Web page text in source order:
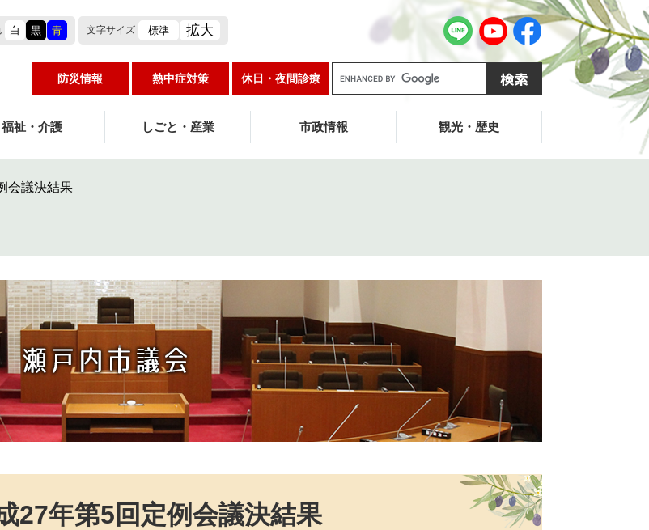
白 黒 青 文字サイズ 標準 拡大
防災情報 熱中症対策 休日・夜間診療
g
e
福祉・介護 しごと・産業 市政情報 観光・歴史
会議決結果
27年第5回定例会議決結果